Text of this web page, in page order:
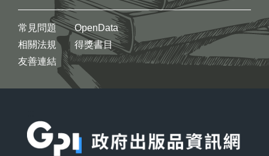
常見問題
相關法規
友善連結
OpenData
得獎書目